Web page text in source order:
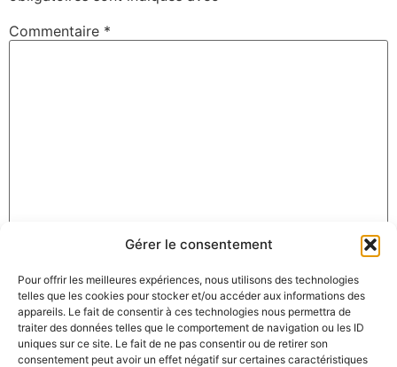
Gérer le consentement
Pour offrir les meilleures expériences, nous utilisons des technologies
telles que les cookies pour stocker et/ou accéder aux informations des
appareils. Le fait de consentir à ces technologies nous permettra de
traiter des données telles que le comportement de navigation ou les ID
uniques sur ce site. Le fait de ne pas consentir ou de retirer son
consentement peut avoir un effet négatif sur certaines caractéristiques
Commentaire *
E-mail*